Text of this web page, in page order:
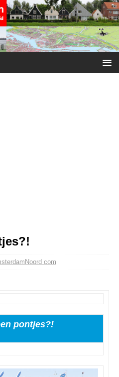
com
pontjes?!